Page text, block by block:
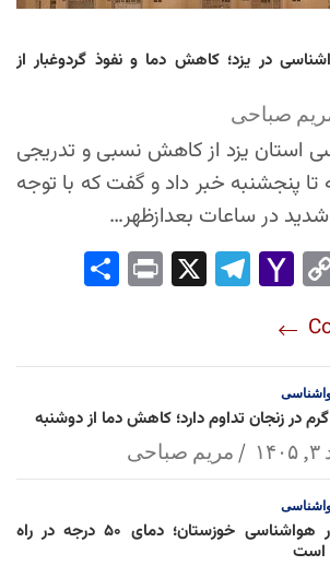
در یزد؛ کاهش دما و نفوذ گردوغبار از
صباحی
استان یزد از کاهش نسبی و تدریجی
تا پنجشنبه خبر داد و گفت که با توجه
در ساعات بعدازظهر…
Co
Lin
k
Yah
l
Tel
Pri
در زنجان تداوم دارد؛ کاهش دما از دوشنبه
مریم صباحی
هشدار هواشناسی خوزستان؛ دمای ۵۰ درجه در راه
است